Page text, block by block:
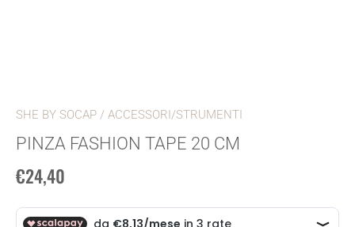
SHE BY SOCAP / ACCESSORI/STRUMENTI
PINZA FASHION TAPE 20 CM
€24,40